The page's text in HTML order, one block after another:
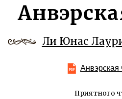
Ли Юнас
Анвэрская
Приятного